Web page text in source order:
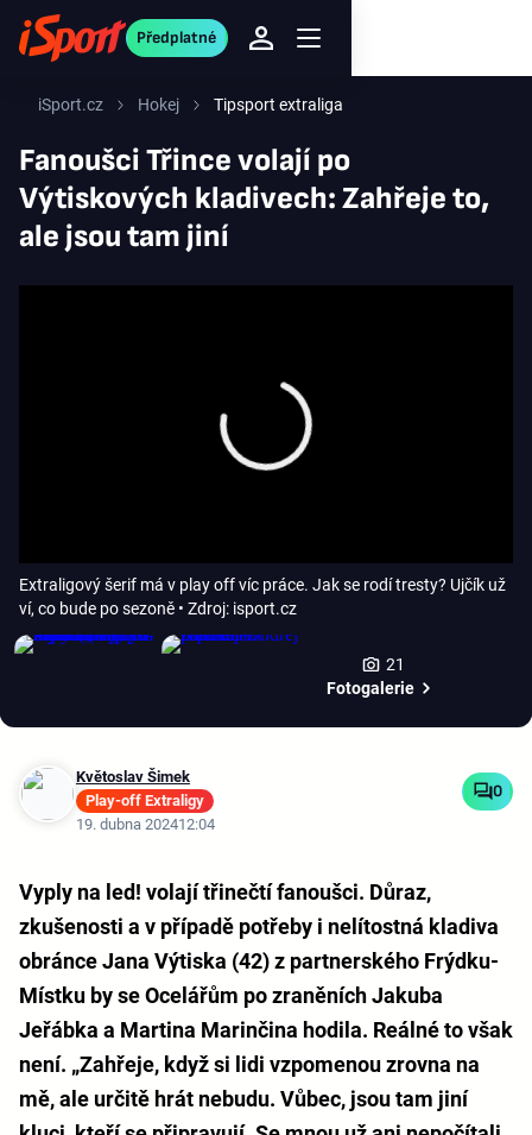
Předplatné
iSport.cz Hokej Tipsport extraliga
Fanoušci Třince volají po
Výtiskových kladivech: Zahřeje to,
ale jsou tam jiní
Extraligový šerif má v play off víc práce. Jak se rodí tresty? Ujčík už
ví, co bude po sezoně • Zdroj: isport.cz
21
Fotogalerie
Květoslav Šimek
Play-off Extraligy
19. dubna 202412:04
0
Vyply na led! volají třinečtí fanoušci. Důraz,
zkušenosti a v případě potřeby i nelítostná kladiva
obránce Jana Výtiska (42) z partnerského Frýdku-
Místku by se Ocelářům po zraněních Jakuba
Jeřábka a Martina Marinčina hodila. Reálné to však
není. „Zahřeje, když si lidi vzpomenou zrovna na
mě, ale určitě hrát nebudu. Vůbec, jsou tam jiní